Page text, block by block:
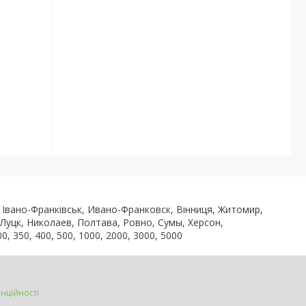
Франківськ, Ивано-Франковск, Вінниця, Житомир,
Николаев, Полтава, Ровно, Сумы, Херсон,
350, 400, 500, 1000, 2000, 3000, 5000